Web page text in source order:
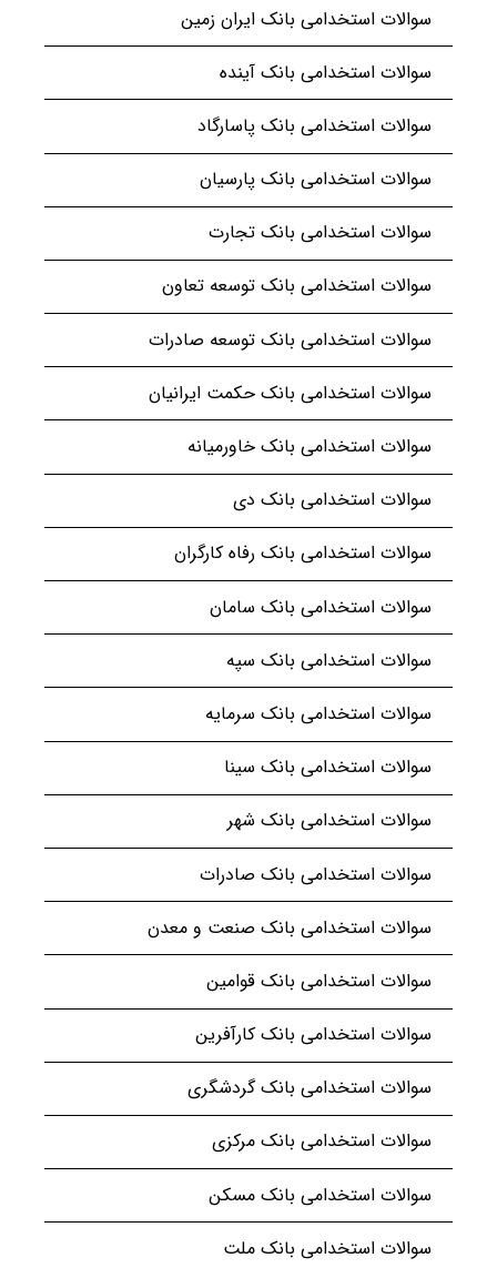
سوالات استخدامی بانک ایران زمین
سوالات استخدامی بانک آینده
سوالات استخدامی بانک پاسارگاد
سوالات استخدامی بانک پارسیان
سوالات استخدامی بانک تجارت
سوالات استخدامی بانک توسعه تعاون
سوالات استخدامی بانک توسعه صادرات
سوالات استخدامی بانک حکمت ایرانیان
سوالات استخدامی بانک خاورمیانه
سوالات استخدامی بانک دی
سوالات استخدامی بانک رفاه کارگران
سوالات استخدامی بانک سامان
سوالات استخدامی بانک سپه
سوالات استخدامی بانک سرمایه
سوالات استخدامی بانک سینا
سوالات استخدامی بانک شهر
سوالات استخدامی بانک صادرات
سوالات استخدامی بانک صنعت و معدن
سوالات استخدامی بانک قوامین
سوالات استخدامی بانک کارآفرین
سوالات استخدامی بانک گردشگری
سوالات استخدامی بانک مرکزی
سوالات استخدامی بانک مسکن
سوالات استخدامی بانک ملت